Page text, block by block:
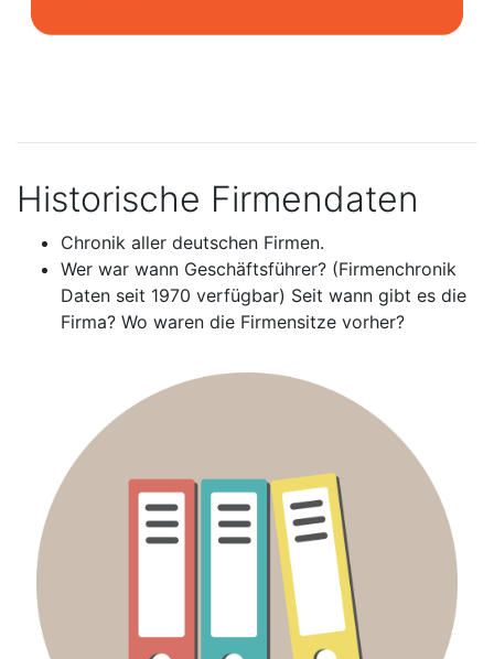
Historische Firmendaten
Chronik aller deutschen Firmen.
Wer war wann Geschäftsführer? (Firmenchronik
Daten seit 1970 verfügbar) Seit wann gibt es die
Firma? Wo waren die Firmensitze vorher?